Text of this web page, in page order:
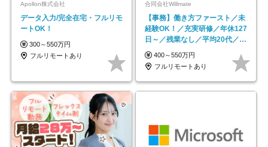
Apollon株式会社
データ入力/完全在宅・フルリモ
ートOK！
300～550万円
フルリモートあり
合同会社Willmate
【事務】働き方ファースト／未
経験OK！／充実研修／年休127
日～／残業なし／平均20代／リ
モートOK
400～550万円
フルリモートあり